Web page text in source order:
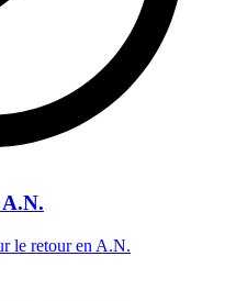
A.N.
le retour en A.N.